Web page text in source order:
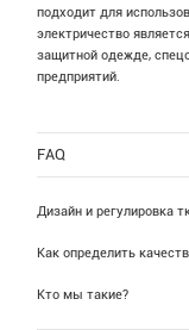
подходит для
электричество
защитной одежде,
предприятий.
FAQ
Дизайн и регулировка
Как определить
Кто мы такие?